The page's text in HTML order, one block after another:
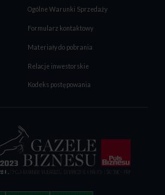
Ogólne Warunki Sprzedaży
Formularz kontaktowy
Materiały do pobrania
Relacje inwestorskie
Kodeks postępowania